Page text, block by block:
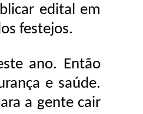
edital em
festejos.
ano. Então
e saúde.
a gente cair